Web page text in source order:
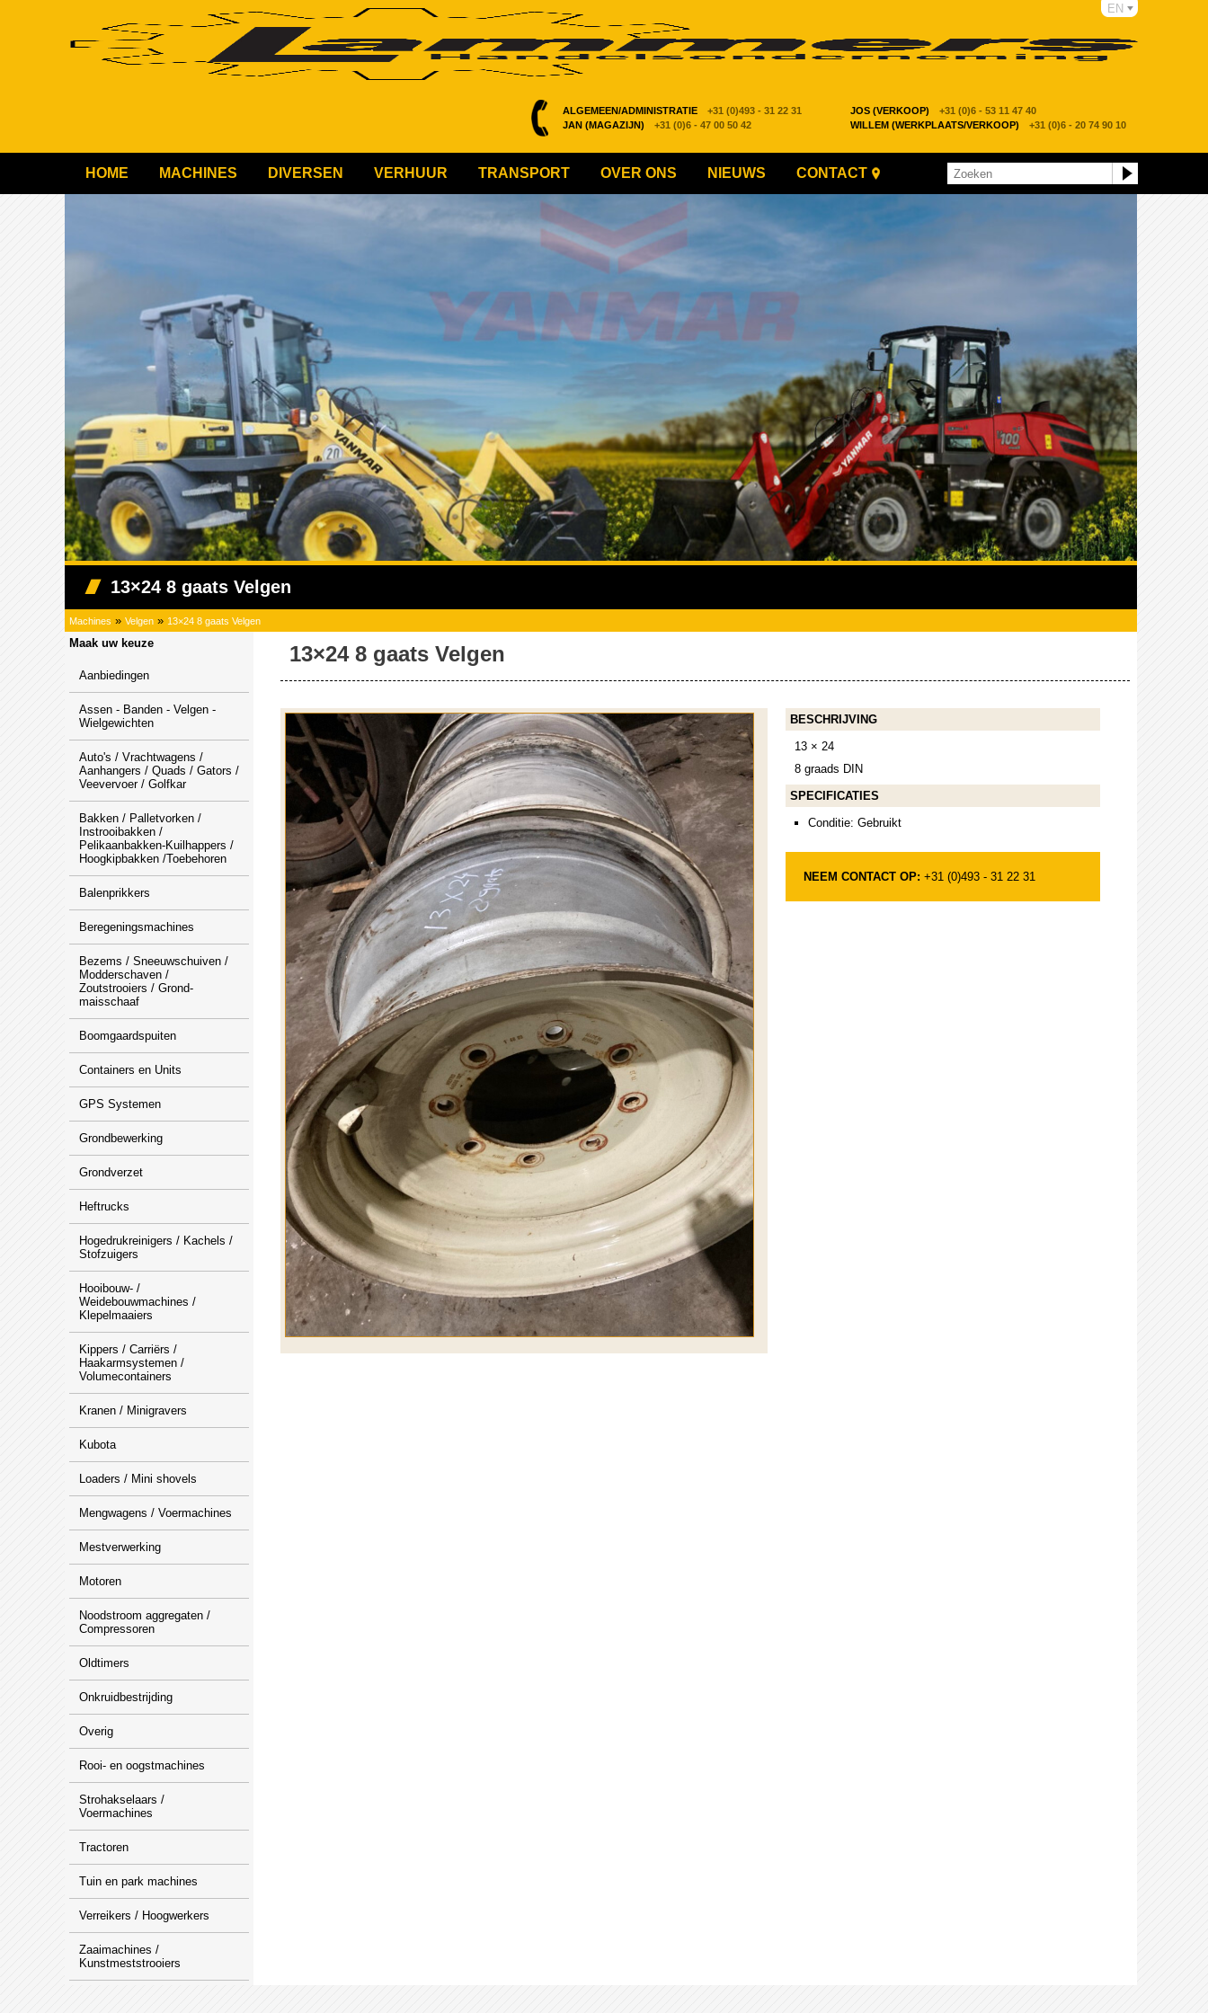
ALGEMEEN/ADMINISTRATIE +31 (0)493 - 31 22 31 JOS (VERKOOP)
+31 (0)6 - 53 11 47 40
JAN (MAGAZIJN)
+31 (0)6 - 47 00 50 42 WILLEM (WERKPLAATS/VERKOOP) +31 (0)6 - 20 74 90 10
EN
HOME MACHINES DIVERSEN VERHUUR TRANSPORT OVER ONS NIEUWS CONTACT
13×24 8 gaats Velgen
Machines » Velgen » 13×24 8 gaats Velgen
Maak uw keuze
Aanbiedingen
Assen - Banden - Velgen -
Wielgewichten
Auto's / Vrachtwagens /
Aanhangers / Quads / Gators /
Veevervoer / Golfkar
Bakken / Palletvorken /
Instrooibakken /
Pelikaanbakken-Kuilhappers /
Hoogkipbakken /Toebehoren
Balenprikkers
Beregeningsmachines
Bezems / Sneeuwschuiven /
Modderschaven /
Zoutstrooiers / Grond-
maisschaaf
Boomgaardspuiten
Containers en Units
GPS Systemen
Grondbewerking
Grondverzet
Heftrucks
Hogedrukreinigers / Kachels /
Stofzuigers
Hooibouw- /
Weidebouwmachines /
Klepelmaaiers
Kippers / Carriërs /
Haakarmsystemen /
Volumecontainers
Kranen / Minigravers
Kubota
Loaders / Mini shovels
Mengwagens / Voermachines
Mestverwerking
Motoren
Noodstroom aggregaten /
Compressoren
Oldtimers
Onkruidbestrijding
Overig
Rooi- en oogstmachines
Strohakselaars /
Voermachines
Tractoren
Tuin en park machines
Verreikers / Hoogwerkers
Zaaimachines /
Kunstmeststrooiers
13×24 8 gaats Velgen
BESCHRIJVING
13 × 24
8 graads DIN
SPECIFICATIES
Conditie: Gebruikt
NEEM CONTACT OP: +31 (0)493 - 31 22 31